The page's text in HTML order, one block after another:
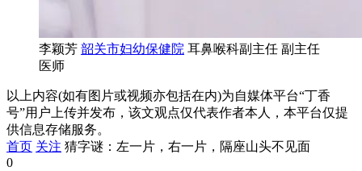
李颖芳 韶关市妇幼保健院 耳鼻喉科副主任 副主任
医师
以上内容(如有图片或视频亦包括在内)为自媒体平台“丁香
号”用户上传并发布，该文观点仅代表作者本人，本平台仅提
供信息存储服务。
首页 关注 猜字谜：左一片，右一片，隔座山头不见面
0